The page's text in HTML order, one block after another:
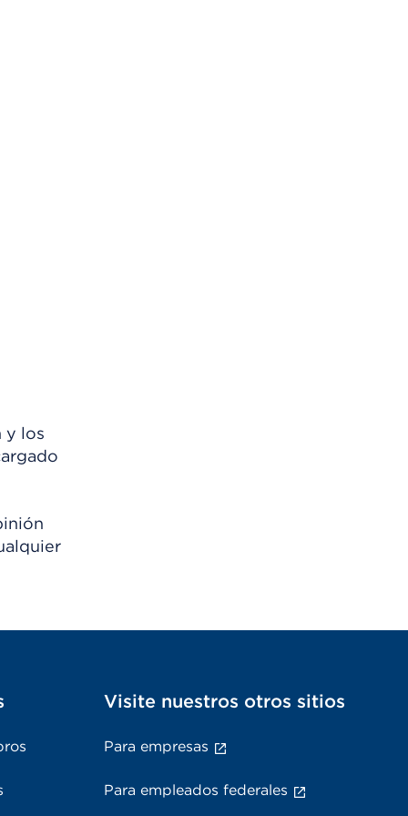
y los
Visite nuestros otros sitios
Para empresas
Para empleados federales